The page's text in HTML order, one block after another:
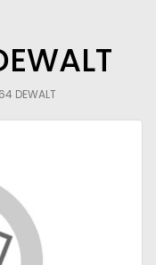
DEWALT